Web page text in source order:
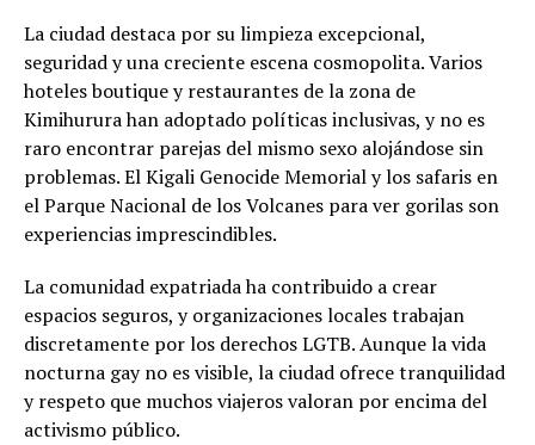
La ciudad destaca por su limpieza excepcional,
seguridad y una creciente escena cosmopolita. Varios
hoteles boutique y restaurantes de la zona de
Kimihurura han adoptado políticas inclusivas, y no es
raro encontrar parejas del mismo sexo alojándose sin
problemas. El Kigali Genocide Memorial y los safaris en
el Parque Nacional de los Volcanes para ver gorilas son
experiencias imprescindibles.
La comunidad expatriada ha contribuido a crear
espacios seguros, y organizaciones locales trabajan
discretamente por los derechos LGTB. Aunque la vida
nocturna gay no es visible, la ciudad ofrece tranquilidad
y respeto que muchos viajeros valoran por encima del
activismo público.